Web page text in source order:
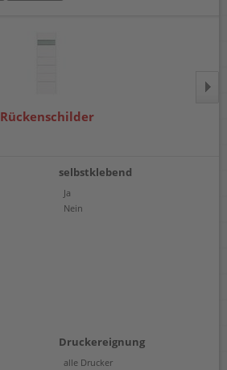
Rückenschilder
selbstklebend
Ja
Nein
Druckereignung
alle Drucker